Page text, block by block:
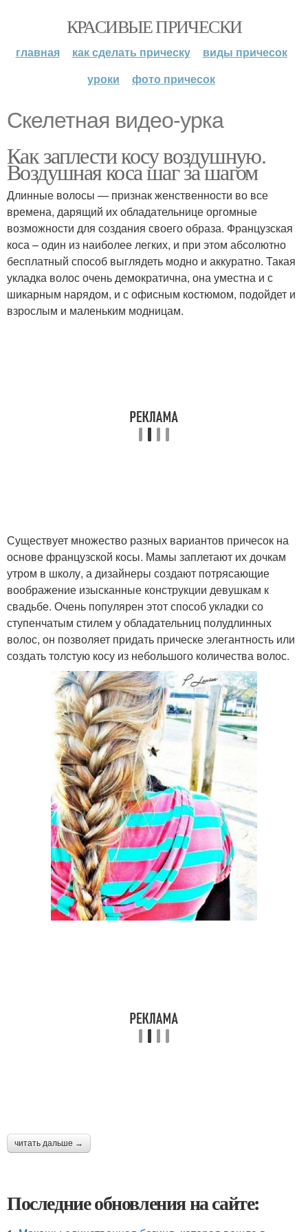
КРАСИВЫЕ ПРИЧЕСКИ
главная как сделать прическу
виды причесок
уроки
фото причесок
Скелетная видео-урка
Как заплести косу воздушную.
Воздушная коса шаг за шагом
Длинные волосы — признак женственности во все
времена, дарящий их обладательнице оргомные
возможности для создания своего образа. Французская
коса – один из наиболее легких, и при этом абсолютно
бесплатный способ выглядеть модно и аккуратно. Такая
укладка волос очень демократична, она уместна и с
шикарным нарядом, и с офисным костюмом, подойдет и
взрослым и маленьким модницам.
Существует множество разных вариантов причесок на
основе французской косы. Мамы заплетают их дочкам
утром в школу, а дизайнеры создают потрясающие
воображение изысканные конструкции девушкам к
свадьбе. Очень популярен этот способ укладки со
ступенчатым стилем у обладательниц полудлинных
волос, он позволяет придать прическе элегантность или
создать толстую косу из небольшого количества волос.
читать дальше →
Последние обновления на сайте: